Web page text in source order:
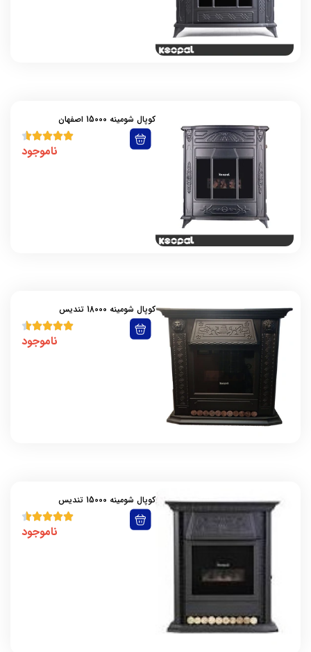
کوپال شومینه 15000 اصفهان
ناموجود
کوپال شومینه 18000 تندیس
ناموجود
کوپال شومینه 15000 تندیس
ناموجود